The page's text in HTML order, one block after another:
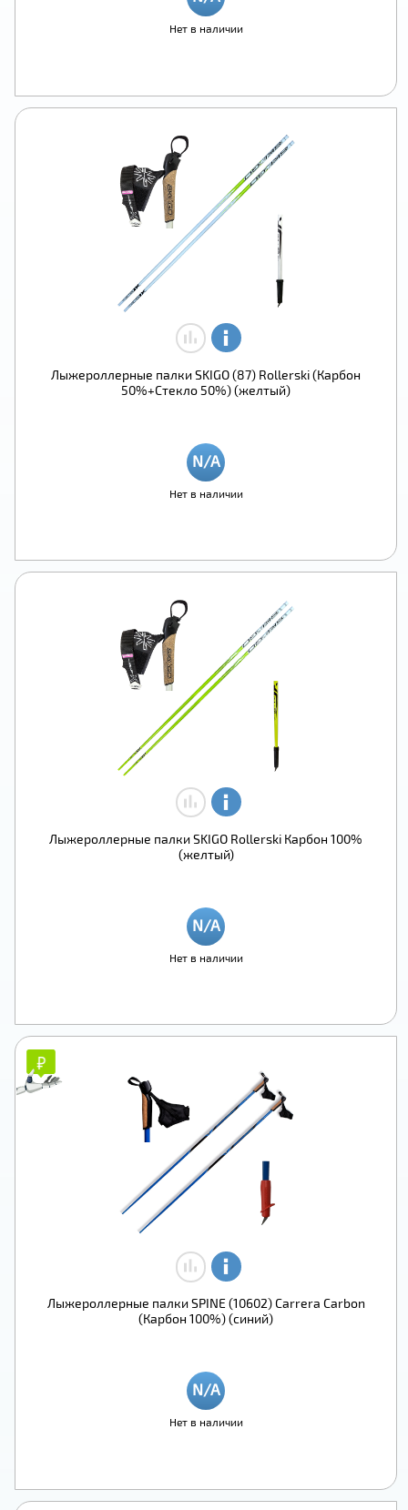
Нет в наличии
Лыжероллерные палки SKIGO (87) Rollerski (Карбон
50%+Стекло 50%) (желтый)
Нет в наличии
Лыжероллерные палки SKIGO Rollerski Карбон 100%
(желтый)
Нет в наличии
₽
₽
Лыжероллерные палки SPINE (10602) Carrera Carbon
(Карбон 100%) (синий)
Нет в наличии